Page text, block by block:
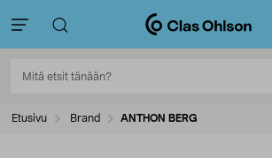
Etusivu Brand ANTHON BERG